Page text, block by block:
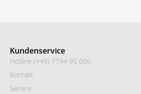
Kundenservice
Hotline (+49) 7194 95 000
Kontakt
Service